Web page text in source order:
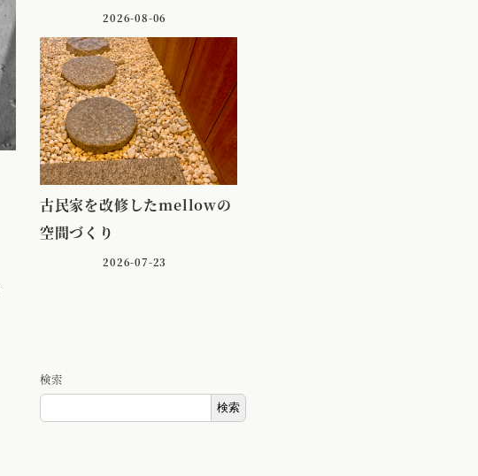
2026-08-06
古民家を改修したmellowの
空間づくり
2026-07-23
検索
検索